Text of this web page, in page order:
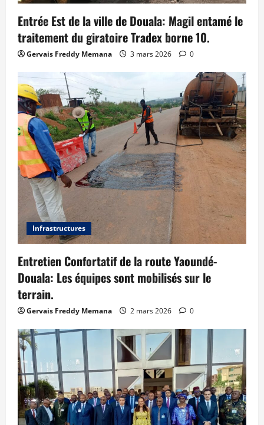
Entrée Est de la ville de Douala: Magil entamé le
traitement du giratoire Tradex borne 10.
Gervais Freddy Memana 3 mars 2026 0
Infrastructures
Entretien Confortatif de la route Yaoundé-
Douala: Les équipes sont mobilisés sur le
terrain.
Gervais Freddy Memana 2 mars 2026 0